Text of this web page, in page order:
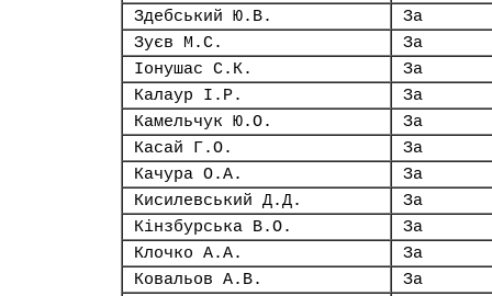
Здебський Ю.В.
За
Зуєв М.С.
За
Іонушас С.К.
За
Калаур І.Р.
За
Камельчук Ю.О.
За
Касай Г.О.
За
Качура О.А.
За
Кисилевський Д.Д.
За
Кінзбурська В.О.
За
Клочко А.А.
За
Ковальов А.В.
За